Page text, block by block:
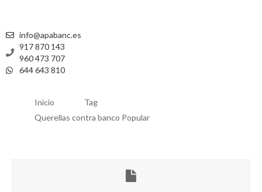
info@apabanc.es
917 870 143
960 473 707
644 643 810
Inicio
Tag
Querellas contra banco Popular